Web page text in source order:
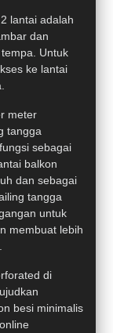
lantai adalah
dan
Untuk
ke lantai
meter
tangga
sebagai
balkon
dan sebagai
tangga
untuk
membuat lebih
di
besi minimalis